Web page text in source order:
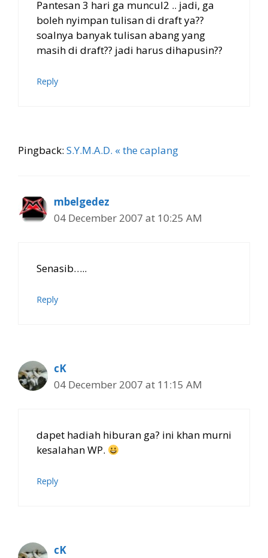
Pantesan 3 hari ga muncul2 .. jadi, ga
boleh nyimpan tulisan di draft ya??
soalnya banyak tulisan abang yang
masih di draft?? jadi harus dihapusin??
Reply
Pingback: S.Y.M.A.D. « the caplang
mbelgedez
04 December 2007 at 10:25 AM
Senasib…..
Reply
cK
04 December 2007 at 11:15 AM
dapet hadiah hiburan ga? ini khan murni
kesalahan WP.
Reply
cK